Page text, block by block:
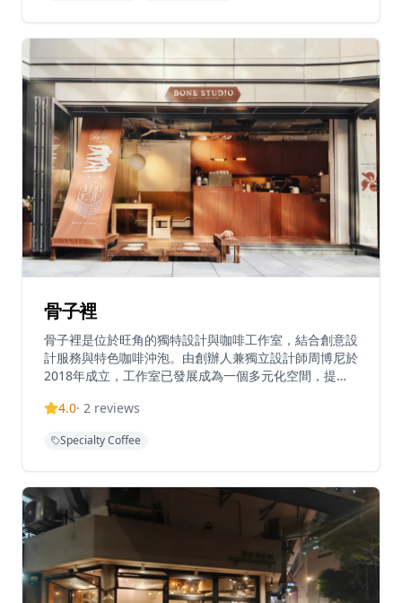
的雞蛋料理創意十足，從經典的班尼迪蛋到創新的雞蛋三
明治，每一道都經過精心製作。咖啡廳還提供優質的咖啡
和輕食，是週末早午餐的理想選擇。無論是與朋友小聚、
家庭聚餐還是帶著寵物外出，E For Egg Cafe都能提供完
美的用餐體驗，讓您在寧靜的環境中享受美食和美好時
光。
骨子裡
骨子裡是位於旺角的獨特設計與咖啡工作室，結合創意設
計服務與特色咖啡沖泡。由創辦人兼獨立設計師周博尼於
2018年成立，工作室已發展成為一個多元化空間，提供
藝術與日常咖啡文化的理念經營，為創意工作和休閒用餐
意聚集地，提供場地租用服務並接受團體預約。工作室的
縮咖啡、拿鐵還是手沖咖啡，都能滿足咖啡愛好者的需
求。工作室還定期舉辦設計工作坊和藝術展覽，為創意工
作者提供交流和學習的平台。無論是想要尋找靈感的設計
師，還是享受優質咖啡的愛好者，都能在這裡找到屬於自
己的空間。骨子裡不僅是一個工作室，更是旺角社區中一
個獨特的文化據點，為創意和咖啡文化提供了一個完美的
結合。
4.0· 2 reviews
Specialty Coffee